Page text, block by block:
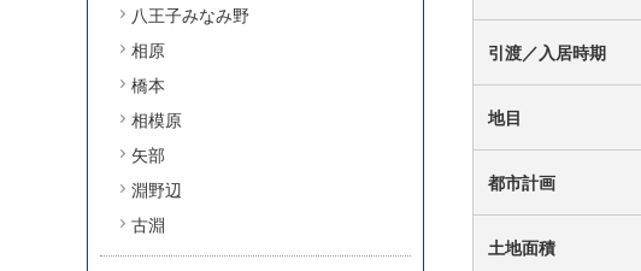
引渡／入居時期
地目
都市計画
土地面積
八王子みなみ野
相原
橋本
相模原
矢部
淵野辺
古淵